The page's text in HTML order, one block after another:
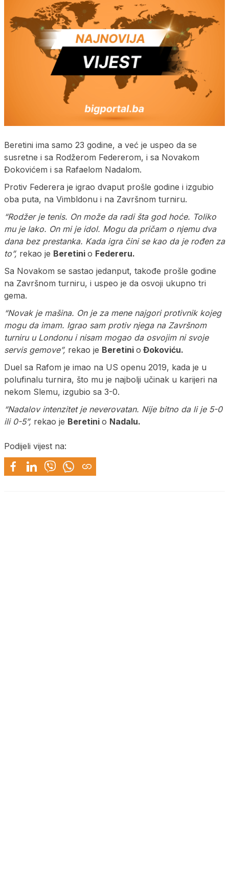
Beretini ima samo 23 godine, a već je uspeo da se
susretne i sa Rodžerom Federerom, i sa Novakom
Đokovićem i sa Rafaelom Nadalom.
Protiv Federera je igrao dvaput prošle godine i izgubio
oba puta, na Vimbldonu i na Završnom turniru.
“Rodžer je tenis. On može da radi šta god hoće. Toliko
mu je lako. On mi je idol. Mogu da pričam o njemu dva
dana bez prestanka. Kada igra čini se kao da je rođen za
to”, rekao je Beretini o Federeru.
Sa Novakom se sastao jedanput, takođe prošle godine
na Završnom turniru, i uspeo je da osvoji ukupno tri
gema.
“Novak je mašina. On je za mene najgori protivnik kojeg
mogu da imam. Igrao sam protiv njega na Završnom
turniru u Londonu i nisam mogao da osvojim ni svoje
servis gemove”, rekao je Beretini o Đokoviću.
Duel sa Rafom je imao na US openu 2019, kada je u
polufinalu turnira, što mu je najbolji učinak u karijeri na
nekom Slemu, izgubio sa 3-0.
“Nadalov intenzitet je neverovatan. Nije bitno da li je 5-0
ili 0-5”, rekao je Beretini o Nadalu.
Podijeli vijest na: